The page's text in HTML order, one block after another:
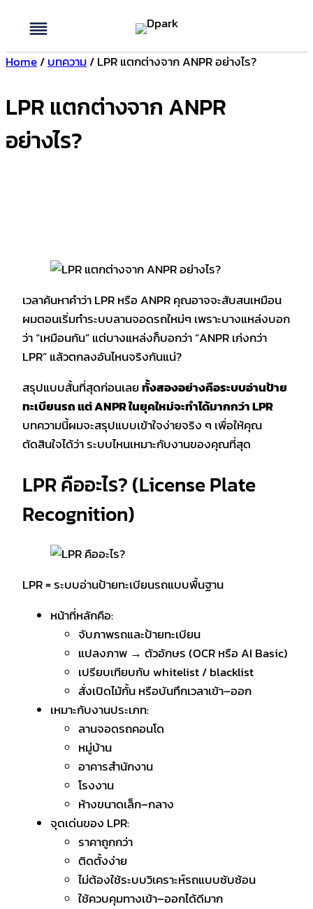
Home/บทความ/LPR แตกต่างจาก ANPR อย่างไร?
LPR แตกต่างจาก ANPR
อย่างไร?
เวลาค้นหาคำว่า LPR หรือ ANPR คุณอาจจะสับสนเหมือน
ผมตอนเริ่มทำระบบลานจอดรถใหม่ๆ เพราะบางแหล่งบอก
ว่า “เหมือนกัน” แต่บางแหล่งก็บอกว่า “ANPR เก่งกว่า
LPR” แล้วตกลงอันไหนจริงกันแน่?
สรุปแบบสั้นที่สุดก่อนเลยทั้งสองอย่างคือระบบอ่านป้าย
ทะเบียนรถ แต่ ANPR ในยุคใหม่จะทำได้มากกว่า LPR
บทความนี้ผมจะสรุปแบบเข้าใจง่ายจริง ๆ เพื่อให้คุณ
ตัดสินใจได้ว่า ระบบไหนเหมาะกับงานของคุณที่สุด
LPR คืออะไร? (License Plate
Recognition)
LPR = ระบบอ่านป้ายทะเบียนรถแบบพื้นฐาน
หน้าที่หลักคือ:
จับภาพรถและป้ายทะเบียน
แปลงภาพ → ตัวอักษร (OCR หรือ AI Basic)
เปรียบเทียบกับ whitelist / blacklist
สั่งเปิดไม้กั้น หรือบันทึกเวลาเข้า–ออก
เหมาะกับงานประเภท:
ลานจอดรถคอนโด
หมู่บ้าน
อาคารสำนักงาน
โรงงาน
ห้างขนาดเล็ก–กลาง
จุดเด่นของ LPR:
ราคาถูกกว่า
ติดตั้งง่าย
ไม่ต้องใช้ระบบวิเคราะห์รถแบบซับซ้อน
ใช้ควบคุมทางเข้า–ออกได้ดีมาก